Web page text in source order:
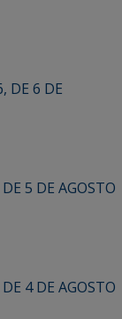
DE 6 DE
5 DE AGOSTO
4 DE AGOSTO